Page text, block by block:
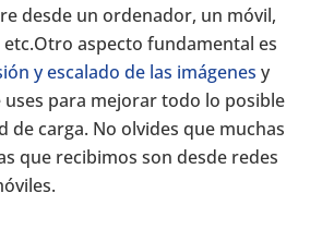
desde un ordenador, un móvil,
aspecto fundamental es
y escalado de las imágenes y
uses para mejorar todo lo posible
de carga. No olvides que muchas
que recibimos son desde redes